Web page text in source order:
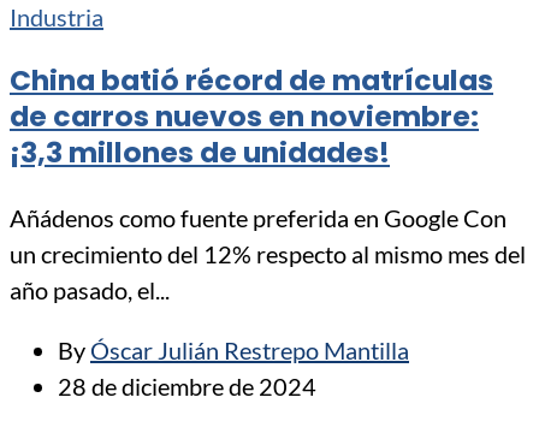
Industria
China batió récord de matrículas
de carros nuevos en noviembre:
¡3,3 millones de unidades!
Añádenos como fuente preferida en Google Con
un crecimiento del 12% respecto al mismo mes del
año pasado, el...
By Óscar Julián Restrepo Mantilla
28 de diciembre de 2024